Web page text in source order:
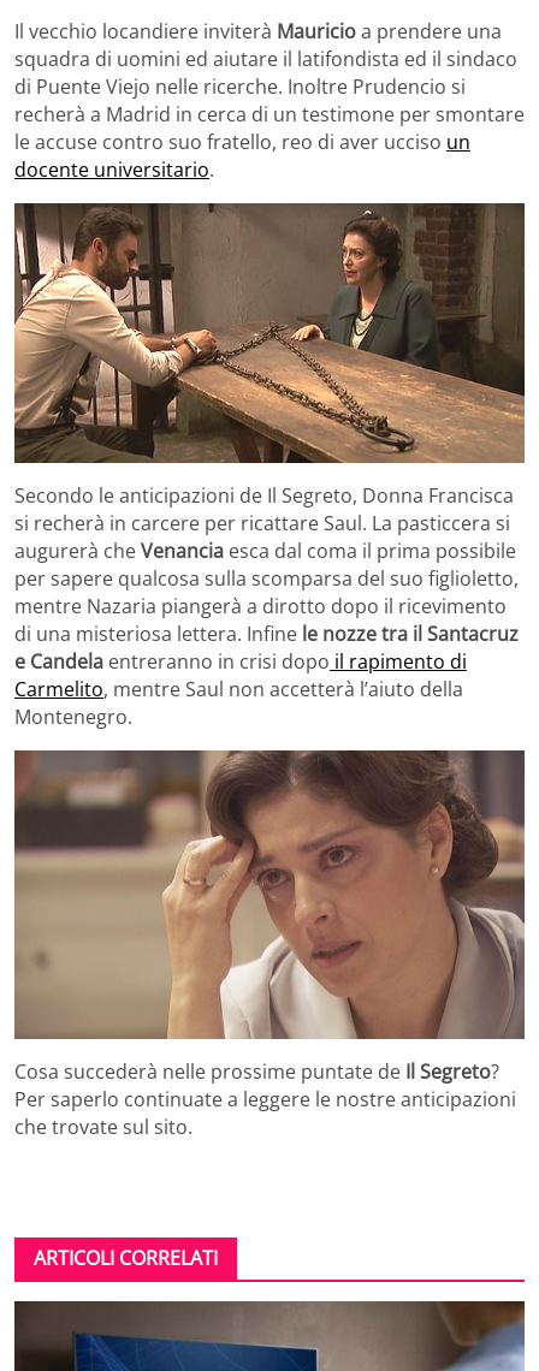
Il vecchio locandiere inviterà Mauricioa prendere una
squadra di uomini ed aiutare il latifondista ed il sindaco
di Puente Viejo nelle ricerche. Inoltre Prudencio si
recherà a Madrid in cerca di un testimone per smontare
le accuse contro suo fratello, reo di aver ucciso un
docente universitario.
Secondo le anticipazioni de Il Segreto, Donna Francisca
si recherà in carcere per ricattare Saul. La pasticcera si
augurerà cheVenancia esca dal coma il prima possibile
per sapere qualcosa sulla scomparsa del suo figlioletto,
mentre Nazaria piangerà a dirotto dopo il ricevimento
di una misteriosa lettera. Infine le nozze tra il Santacruz
e Candela entreranno in crisi dopo il rapimento di
Carmelito, mentre Saul non accetterà l’aiuto della
Montenegro.
Cosa succederà nelle prossime puntate de Il Segreto?
Per saperlo continuate a leggere le nostre anticipazioni
che trovate sul sito.
ARTICOLI CORRELATI